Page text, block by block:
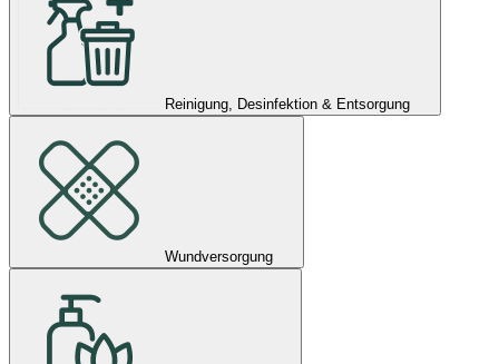
Reinigung, Desinfektion & Entsorgung
Wundversorgung